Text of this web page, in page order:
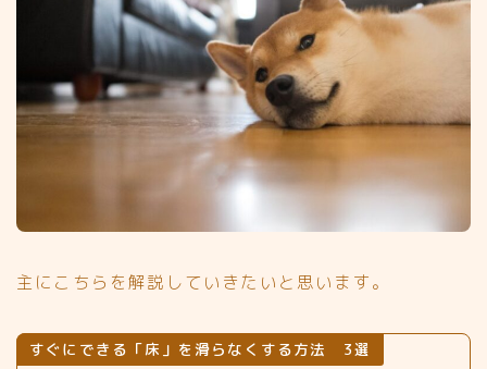
主にこちらを解説していきたいと思います。
すぐにできる「床」を滑らなくする方法 3選